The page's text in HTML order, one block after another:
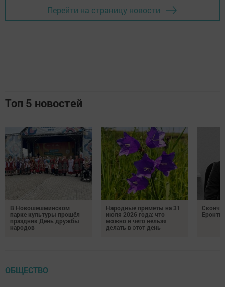
Перейти на страницу новости
Топ 5 новостей
В Новошешминском
парке культуры прошёл
праздник День дружбы
народов
Народные приметы на 31
июля 2026 года: что
можно и чего нельзя
делать в этот день
ОБЩЕСТВО